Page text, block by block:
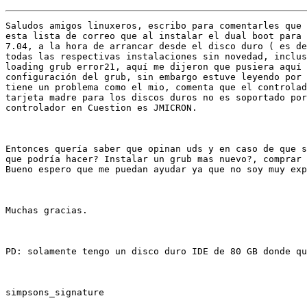
Saludos amigos linuxeros, escribo para comentarles que
esta lista de correo que al instalar el dual boot para
7.04, a la hora de arrancar desde el disco duro ( es
todas las respectivas instalaciones sin novedad,
loading grub error21, aquí me dijeron que pusiera
configuración del grub, sin embargo estuve leyendo
tiene un problema como el mio, comenta que el
tarjeta madre para los discos duros no es soportado por
controlador en Cuestion es JMICRON.
Entonces quería saber que opinan uds y en caso de
que podría hacer? Instalar un grub mas nuevo?,
Bueno espero que me puedan ayudar ya que no soy muy
Muchas gracias.
PD: solamente tengo un disco duro IDE de 80 GB
simpsons_signature